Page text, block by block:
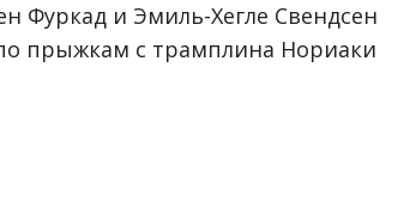
Фуркад и Эмиль-Хегле Свендсен
прыжкам с трамплина Нориаки